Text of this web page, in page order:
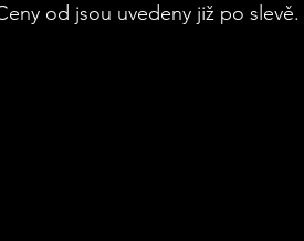
od jsou uvedeny již po slevě.